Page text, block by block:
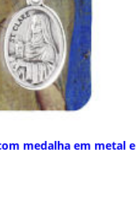
medalha em metal e